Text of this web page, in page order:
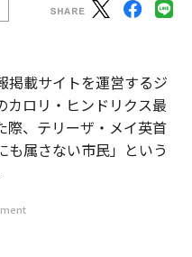
掲載サイトを運営するジ
ロリ・ヒンドリクス最
際、テリーザ・メイ英首
も属さない市民」という